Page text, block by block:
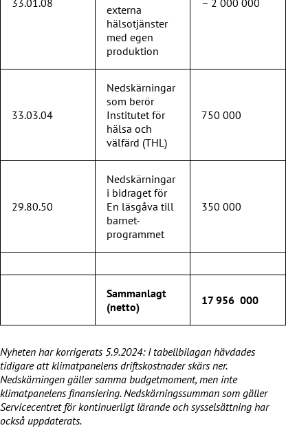
externa
hälsotjänster
med egen
produktion
33.03.04
Nedskärningar
som berör
Institutet för
hälsa och
välfärd (THL)
750 000
29.80.50
Nedskärningar
i bidraget för
En läsgåva till
barnet-
programmet
350 000
Sammanlagt
(netto)
17 956 000
Nyheten har korrigerats 5.9.2024: I tabellbilagan hävdades
tidigare att klimatpanelens driftskostnader skärs ner.
Nedskärningen gäller samma budgetmoment, men inte
klimatpanelens finansiering. Nedskärningssumman som gäller
Servicecentret för kontinuerligt lärande och sysselsättning har
också uppdaterats.